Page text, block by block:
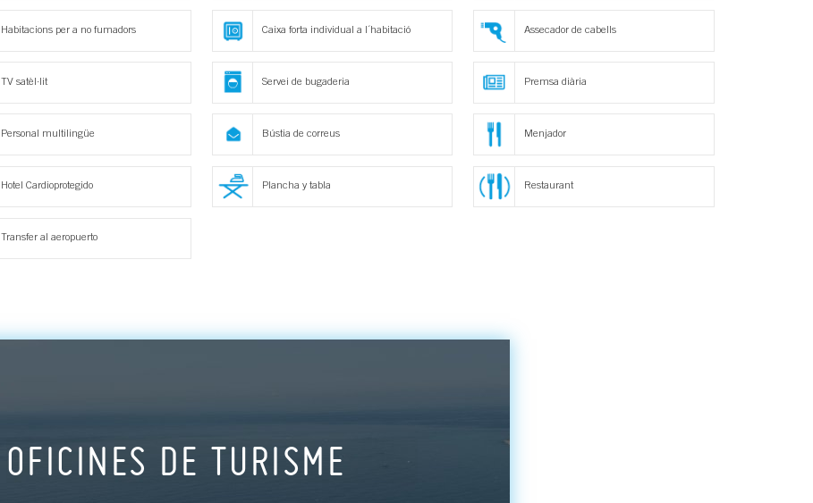
Habitacions per a no fumadors Caixa forta individual a l´habitació Assecador de cabells
TV satèl·lit Servei de bugaderia Premsa diària
Personal multilingüe Bústia de correus Menjador
Hotel Cardioprotegido Plancha y tabla Restaurant
Transfer al aeropuerto
OFICINES DE TURISME